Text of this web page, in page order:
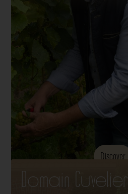
Discover
Domain Cuvelier